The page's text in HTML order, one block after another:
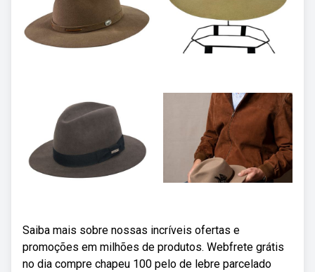
Saiba mais sobre nossas incríveis ofertas e
promoções em milhões de produtos. Webfrete grátis
no dia compre chapeu 100 pelo de lebre parcelado